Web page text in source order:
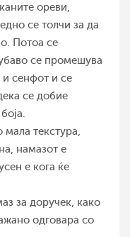
ореви,
се толчи за да
Потоа се
се промешува
и сенфот и се
се добие
мала текстура,
намазот е
е кога ќе
за доручек, како
одговара со